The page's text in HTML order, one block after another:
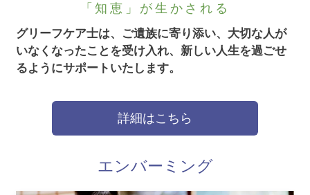
「知恵」が生かされる
グリーフケア士は、ご遺族に寄り添い、大切な人が
いなくなったことを受け入れ、新しい人生を過ごせ
るようにサポートいたします。
詳細はこちら
エンバーミング